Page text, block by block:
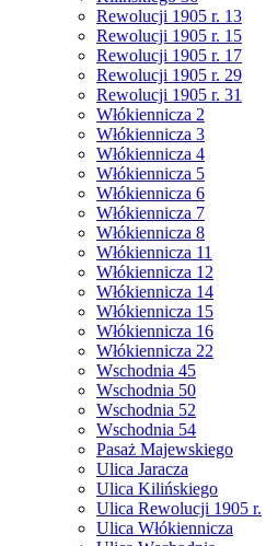
Rewolucji 1905 r. 13
Rewolucji 1905 r. 15
Rewolucji 1905 r. 17
Rewolucji 1905 r. 29
Rewolucji 1905 r. 31
Włókiennicza 2
Włókiennicza 3
Włókiennicza 4
Włókiennicza 5
Włókiennicza 6
Włókiennicza 7
Włókiennicza 8
Włókiennicza 11
Włókiennicza 12
Włókiennicza 14
Włókiennicza 15
Włókiennicza 16
Włókiennicza 22
Wschodnia 45
Wschodnia 50
Wschodnia 52
Wschodnia 54
Pasaż Majewskiego
Ulica Jaracza
Ulica Kilińskiego
Ulica Rewolucji 1905 r.
Ulica Włókiennicza